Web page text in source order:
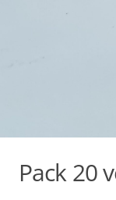
Pack 20